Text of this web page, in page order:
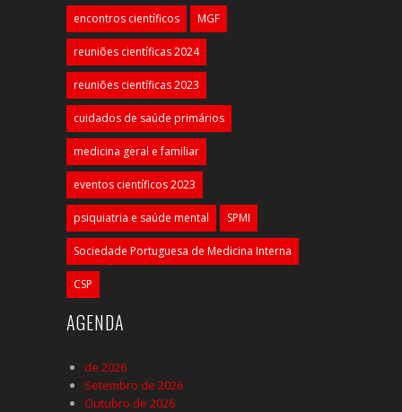
encontros científicos MGF
reuniões científicas 2024
reuniões científicas 2023
cuidados de saúde primários
medicina geral e familiar
eventos científicos 2023
psiquiatria e saúde mental SPMI
Sociedade Portuguesa de Medicina Interna
CSP
AGENDA
de 2026
Setembro de 2026
Outubro de 2026